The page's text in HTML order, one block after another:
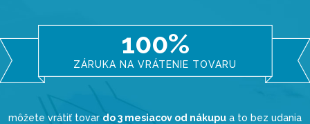
100%
ZÁRUKA NA VRÁTENIE TOVARU
môžete vrátiť tovar do 3 mesiacov od nákupu a to bez udania